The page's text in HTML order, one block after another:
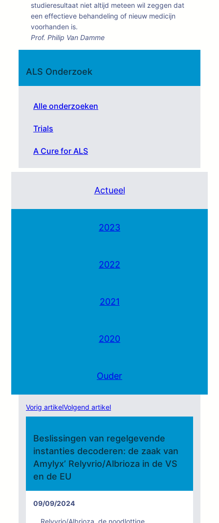
studieresultaat niet altijd meteen wil zeggen dat
een effectieve behandeling of nieuw medicijn
voorhanden is.
Prof. Philip Van Damme
ALS Onderzoek
Alle onderzoeken
Trials
A Cure for ALS
Actueel
2023
2022
2021
2020
Ouder
Vorig artikelVolgend artikel
Beslissingen van regelgevende
instanties decoderen: de zaak van
Amylyx’ Relyvrio/Albrioza in de VS
en de EU
09/09/2024
Relyvrio/Albrioza, de noodlottige